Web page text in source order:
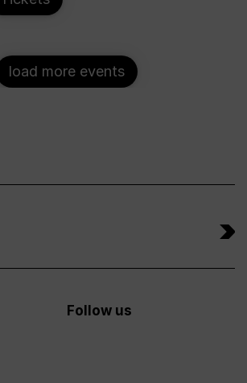
load more events
Follow us